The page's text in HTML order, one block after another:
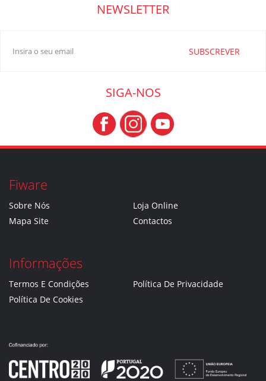
NEWSLETTER
SUBSCREVER
SIGA-NOS
Fiware
Sobre Nós
Loja Online
Mapa Site
Contactos
Informações
Termos E Condições
Política De Privacidade
Política De Cookies